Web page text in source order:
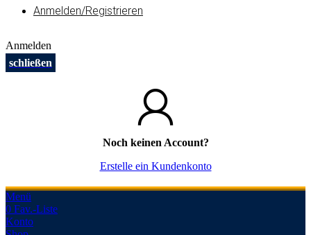
Anmelden/Registrieren
Anmelden
schließen
Noch keinen Account?
Erstelle ein Kundenkonto
Menü
0 Fav.-Liste
Konto